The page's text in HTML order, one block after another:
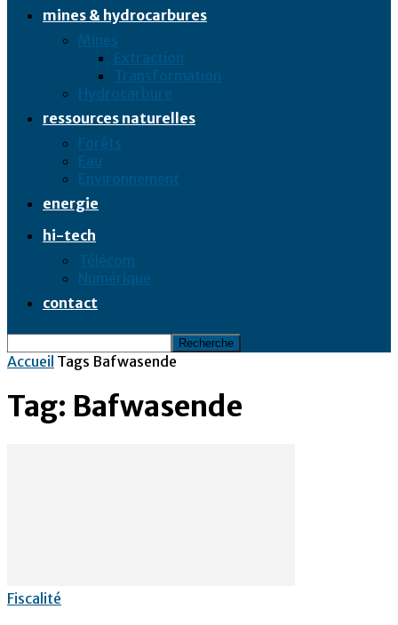
mines & hydrocarbures
Mines
Extraction
Transformation
Hydrocarbure
ressources naturelles
Forêts
Eau
Environnement
energie
hi-tech
Télécom
Numérique
contact
Accueil Tags Bafwasende
Tag: Bafwasende
Fiscalité